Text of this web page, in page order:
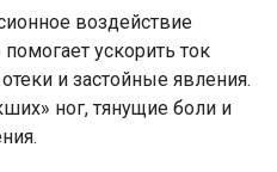
воздействие
ускорить ток
и застойные явления.
ног, тянущие боли и